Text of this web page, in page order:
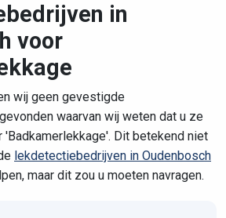
in
voor
wij geen gevestigde
waarvan wij weten dat u ze
'Badkamerlekkage'. Dit betekend niet
lekdetectiebedrijven in Oudenbosch
maar dit zou u moeten navragen.